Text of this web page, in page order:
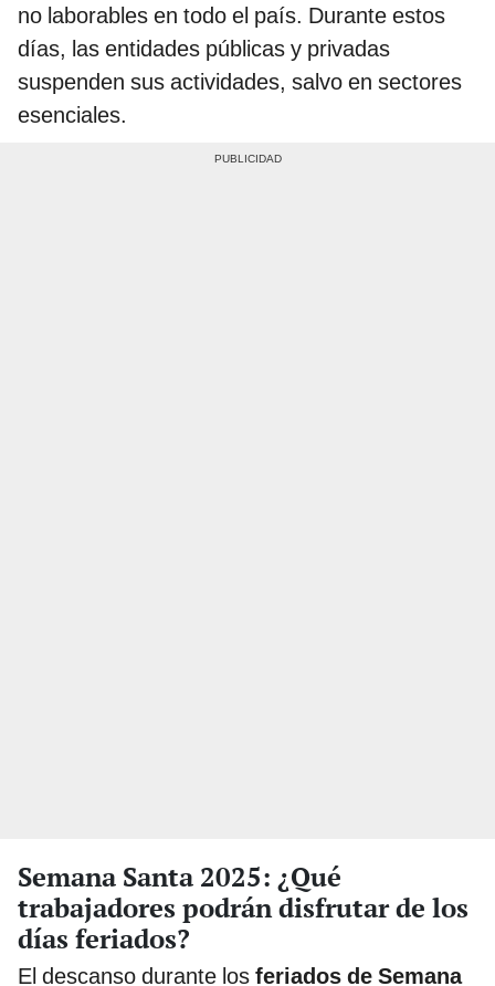
no laborables en todo el país. Durante estos
días, las entidades públicas y privadas
suspenden sus actividades, salvo en sectores
esenciales.
Semana Santa 2025: ¿Qué
trabajadores podrán disfrutar de los
días feriados?
El descanso durante los feriados de Semana